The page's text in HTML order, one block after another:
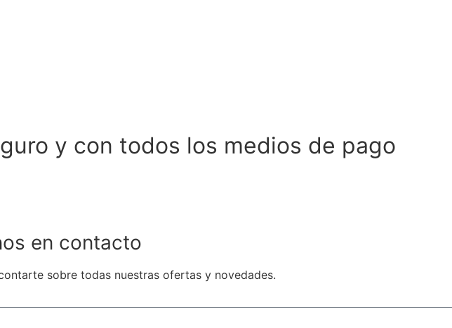
y con todos los medios de pago
en contacto
sobre todas nuestras ofertas y novedades.